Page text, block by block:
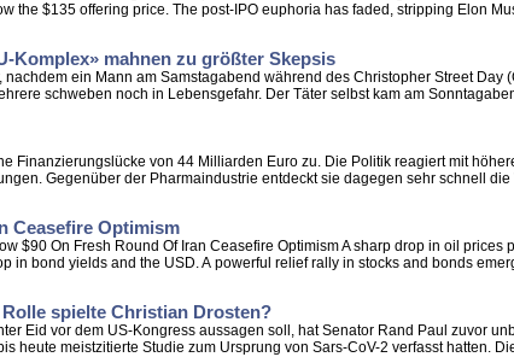
the $135 offering price. The post-IPO euphoria has faded, stripping Elon
Komplex» mahnen zu größter Skepsis
ein Mann am Samstagabend während des Christopher Street Day
schweben noch in Lebensgefahr. Der Täter selbst kam am
Finanzierungslücke von 44 Milliarden Euro zu. Die Politik reagiert mit
Gegenüber der Pharmaindustrie entdeckt sie dagegen sehr schnell die
Ceasefire Optimism
$90 On Fresh Round Of Iran Ceasefire Optimism A sharp drop in oil prices
bond yields and the USD. A powerful relief rally in stocks and bonds
spielte Christian Drosten?
Eid vor dem US-Kongress aussagen soll, hat Senator Rand Paul zuvor
heute meistzitierte Studie zum Ursprung von Sars-CoV-2 verfasst hatten.